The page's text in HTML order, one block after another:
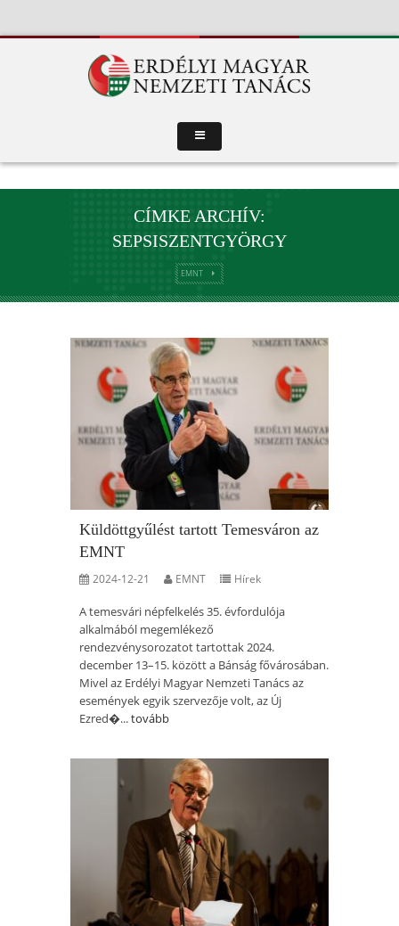
CÍMKE ARCHÍV:
SEPSISZENTGYÖRGY
EMNT
Küldöttgyűlést tartott Temesváron az
EMNT
2024-12-21 EMNT Hírek
A temesvári népfelkelés 35. évfordulója
alkalmából megemlékező
rendezvénysorozatot tartottak 2024.
december 13–15. között a Bánság fővárosában.
Mivel az Erdélyi Magyar Nemzeti Tanács az
események egyik szervezője volt, az Új
Ezred�...tovább